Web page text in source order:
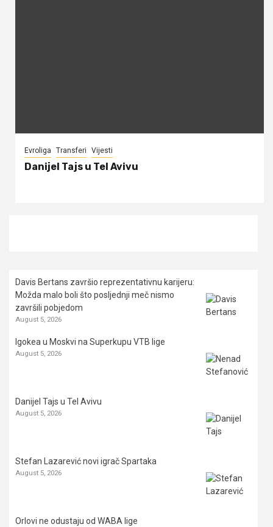
Evroliga Transferi Vijesti
Danijel Tajs u Tel Avivu
Davis Bertans završio reprezentativnu karijeru:
Možda malo boli što posljednji meč nismo
završili pobjedom
August 5, 2026
Igokea u Moskvi na Superkupu VTB lige
August 5, 2026
Danijel Tajs u Tel Avivu
August 5, 2026
Stefan Lazarević novi igrač Spartaka
August 5, 2026
Orlovi ne odustaju od WABA lige